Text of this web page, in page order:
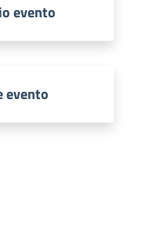
evento
evento